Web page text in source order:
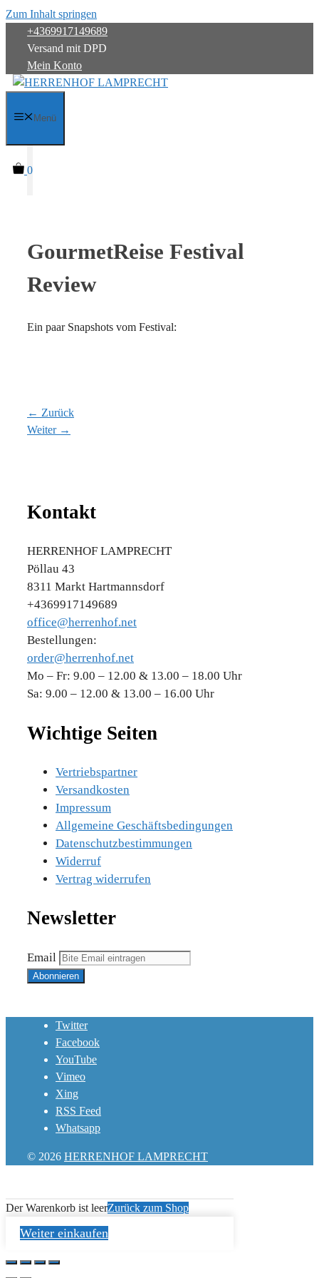
Zum Inhalt springen
+4369917149689
Versand mit DPD
Mein Konto
Menü
0
GourmetReise Festival
Review
Ein paar Snapshots vom Festival:
← Zurück
Weiter →
Kontakt
HERRENHOF LAMPRECHT
Pöllau 43
8311 Markt Hartmannsdorf
+4369917149689
office@herrenhof.net
Bestellungen:
order@herrenhof.net
Mo – Fr: 9.00 – 12.00 & 13.00 – 18.00 Uhr
Sa: 9.00 – 12.00 & 13.00 – 16.00 Uhr
Wichtige Seiten
Vertriebspartner
Versandkosten
Impressum
Allgemeine Geschäftsbedingungen
Datenschutzbestimmungen
Widerruf
Vertrag widerrufen
Newsletter
Email
Twitter
Facebook
YouTube
Vimeo
Xing
RSS Feed
Whatsapp
© 2026 HERRENHOF LAMPRECHT
Der Warenkorb ist leerZurück zum Shop
Weiter einkaufen